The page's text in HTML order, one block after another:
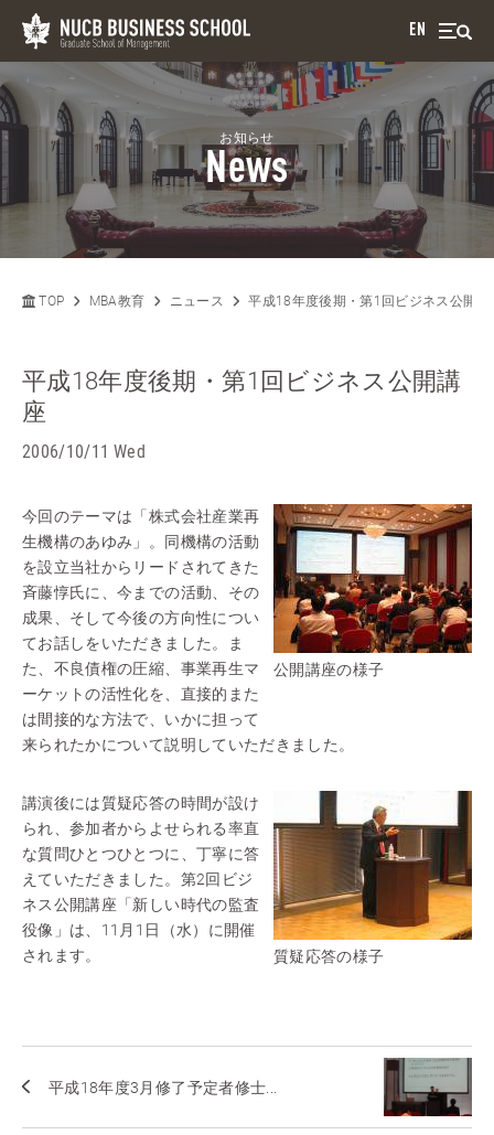
EN
お知らせ
News
TOP MBA教育 ニュース 平成18年度後期・第1回ビジネス公開講
平成18年度後期・第1回ビジネス公開講
座
2006/10/11 Wed
公開講座の様子
今回のテーマは「株式会社産業再
生機構のあゆみ」。同機構の活動
を設立当社からリードされてきた
斉藤惇氏に、今までの活動、その
成果、そして今後の方向性につい
てお話しをいただきました。ま
た、不良債権の圧縮、事業再生マ
ーケットの活性化を、直接的また
は間接的な方法で、いかに担って
来られたかについて説明していただきました。
質疑応答の様子
講演後には質疑応答の時間が設け
られ、参加者からよせられる率直
な質問ひとつひとつに、丁寧に答
えていただきました。第2回ビジ
ネス公開講座「新しい時代の監査
役像」は、11月1日（水）に開催
されます。
平成18年度3月修了予定者修士...